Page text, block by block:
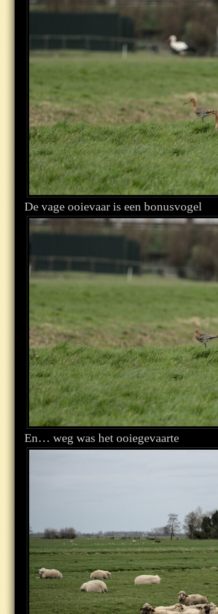
De vage ooievaar is een bonusvogel
En… weg was het ooiegevaarte